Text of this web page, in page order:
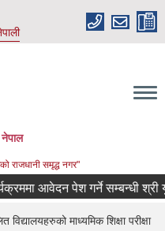
राजधानी समृद्ध नगर"
आवेदन पेश गर्ने सम्बन्धी श्री
माध्यमिक शिक्षा परीक्षा